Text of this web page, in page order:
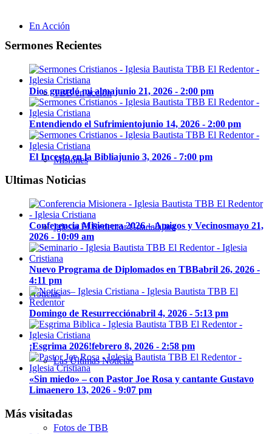
En Acción
TBB en acción
Misiones
Iglesia El Redentor Guadalajara
Noticias
Las Últimas Noticias
Fotos de TBB
Sermones Recientes
Dios guardó mi almajunio 21, 2026 - 2:00 pm
Entendiendo el Sufrimientojunio 14, 2026 - 2:00 pm
El Incesto en la Bibliajunio 3, 2026 - 7:00 pm
Ultimas Noticias
Conferencia Misionera 2026 – Amigos y Vecinosmayo 21,
2026 - 10:09 am
Nuevo Programa de Diplomados en TBBabril 26, 2026 -
4:11 pm
Domingo de Resurrecciónabril 4, 2026 - 5:13 pm
¡Esgrima 2026!febrero 8, 2026 - 2:58 pm
«Sin miedo» – con Pastor Joe Rosa y cantante Gustavo
Limaenero 13, 2026 - 9:07 pm
Más visitadas